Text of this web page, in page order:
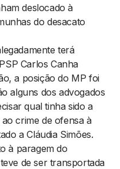
deslocado à
do desacato
terá
Carlos Canha
a posição do MP foi
alguns dos advogados
qual tinha sido a
crime de ofensa à
a Cláudia Simões.
à paragem do
de ser transportada